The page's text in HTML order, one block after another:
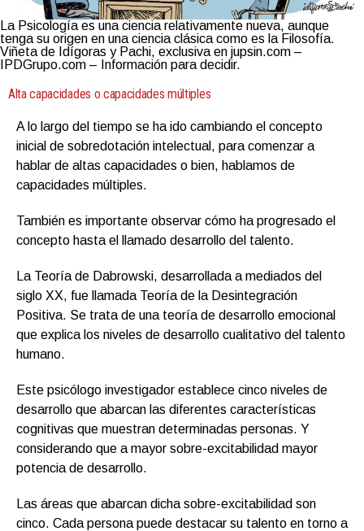
La Psicología es una ciencia relativamente nueva, aunque
tenga su origen en una ciencia clásica como es la Filosofía.
Viñeta de Idígoras y Pachi, exclusiva en jupsin.com –
IPDGrupo.com – Información para decidir.
Alta capacidades o capacidades múltiples
A lo largo del tiempo se ha ido cambiando el concepto
inicial de sobredotación intelectual, para comenzar a
hablar de altas capacidades o bien, hablamos de
capacidades múltiples.
También es importante observar cómo ha progresado el
concepto hasta el llamado desarrollo del talento.
La Teoría de Dabrowski, desarrollada a mediados del
siglo XX, fue llamada Teoría de la Desintegración
Positiva. Se trata de una teoría de desarrollo emocional
que explica los niveles de desarrollo cualitativo del talento
humano.
Este psicólogo investigador establece cinco niveles de
desarrollo que abarcan las diferentes características
cognitivas que muestran determinadas personas. Y
considerando que a mayor sobre-excitabilidad mayor
potencia de desarrollo.
Las áreas que abarcan dicha sobre-excitabilidad son
cinco. Cada persona puede destacar su talento en torno a